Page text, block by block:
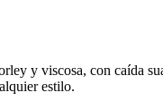
y viscosa, con caída
estilo.